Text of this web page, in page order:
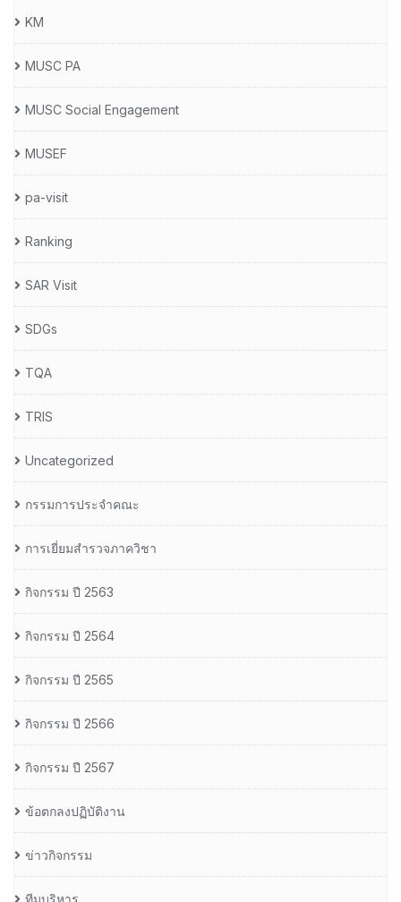
KM
MUSC PA
MUSC Social Engagement
MUSEF
pa-visit
Ranking
SAR Visit
SDGs
TQA
TRIS
Uncategorized
กรรมการประจำคณะ
การเยี่ยมสำรวจภาควิชา
กิจกรรม ปี 2563
กิจกรรม ปี 2564
กิจกรรม ปี 2565
กิจกรรม ปี 2566
กิจกรรม ปี 2567
ข้อตกลงปฏิบัติงาน
ข่าวกิจกรรม
ทีมบริหาร